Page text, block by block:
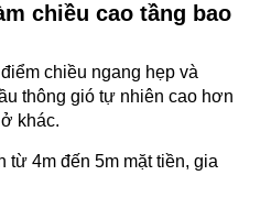
chiều cao tầng bao
chiều ngang hẹp và
thông gió tự nhiên cao hơn
khác.
4m đến 5m mặt tiền, gia